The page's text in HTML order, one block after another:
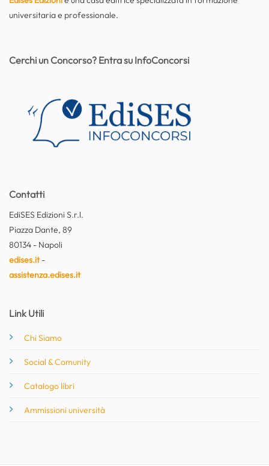
universitaria e professionale.
Contatti
EdiSES Edizioni S.r.l.
Piazza Dante, 89
80134 - Napoli
edises.it-
assistenza.edises.it
Link Utili
Chi Siamo
Social & Comunity
Catalogo libri
Ammissioni università
Cerchi un Concorso? Entra su InfoConcorsi